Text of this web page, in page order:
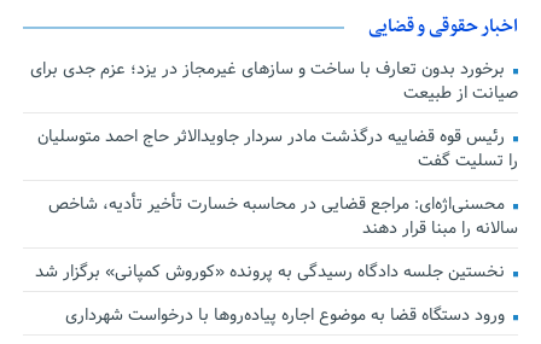
اخبار حقوقی و قضایی
برخورد بدون تعارف با ساخت‌ و سازهای غیرمجاز در یزد؛ عزم جدی برای
صیانت از طبیعت
رئیس قوه قضاییه درگذشت مادر سردار جاویدالاثر حاج احمد متوسلیان
را تسلیت گفت
محسنی‌اژه‌ای: مراجع قضایی در محاسبه خسارت تأخیر تأدیه، شاخص
سالانه را مبنا قرار دهند
نخستین جلسه دادگاه رسیدگی به پرونده «کوروش کمپانی» برگزار شد
ورود دستگاه قضا به موضوع اجاره پیاده‌روها با درخواست شهرداری